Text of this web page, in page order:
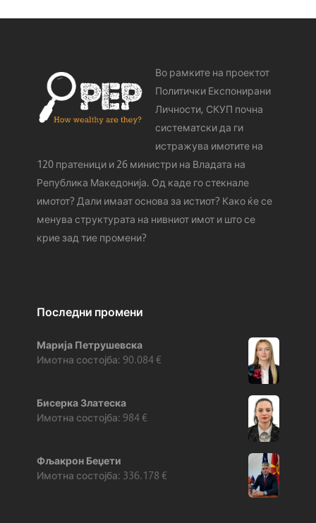
Во рамките на проектот
Политички Експонирани
Личности, СКУП почна
систематски да ги
истражува имотите на
120 пратеници и 26 министри на Владата на
Република Македонија. Од каде го стeкнале
имотот? Дали имаат основа за истиот? Како ќе се
менува структурата на нивниот имот и што се
крие зад тие промени?
Последни промени
Марија Петрушевска
90.084€
Бисерка Златеска
984€
Фљакрон Беџети
336.178 €